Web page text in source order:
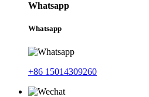
Whatsapp
Whatsapp
+86 15014309260